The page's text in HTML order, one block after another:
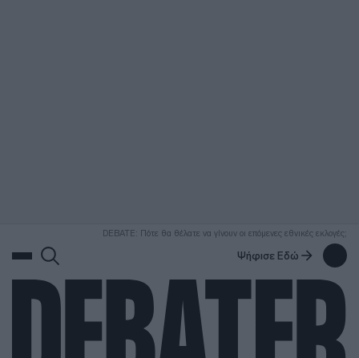
DEBATE: Πότε θα θέλατε να γίνουν οι επόμενες εθνικές εκλογές;
Ψήφισε Εδώ